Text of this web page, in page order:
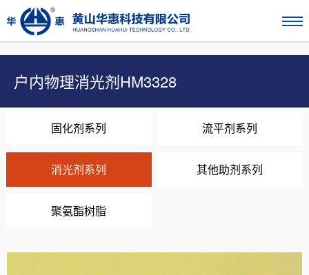
户内物理消光剂HM3328
固化剂系列 流平剂系列
消光剂系列 其他助剂系列
聚氨酯树脂